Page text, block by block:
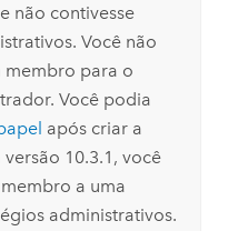
não contivesse
Você não
para o
Você podia
após criar a
10.3.1, você
a uma
administrativos.